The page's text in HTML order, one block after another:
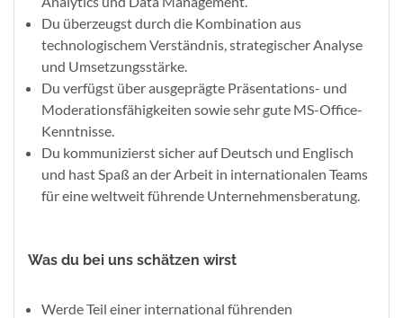
Du überzeugst durch die Kombination aus
technologischem Verständnis, strategischer Analyse
und Umsetzungsstärke.
Du verfügst über ausgeprägte Präsentations- und
Moderationsfähigkeiten sowie sehr gute MS-Office-
Kenntnisse.
Du kommunizierst sicher auf Deutsch und Englisch
und hast Spaß an der Arbeit in internationalen Teams
für eine weltweit führende Unternehmensberatung.
Was du bei uns schätzen wirst
Werde Teil einer international führenden